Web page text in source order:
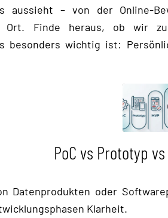
aussieht – von der Online-
Ort. Finde heraus, ob wir
besonders wichtig ist:
PoC vs Prototyp
Datenprodukten oder
Klarheit.